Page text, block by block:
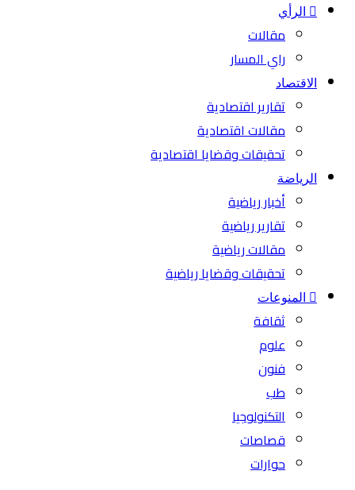
الرأي
مقالات
راي المسار
الاقتصاد
تقارير اقتصادية
مقالات اقتصادية
تحقيقات وقضايا اقتصادية
الرياضة
أخبار رياضية
تقارير رياضية
مقالات رياضية
تحقيقات وقضايا رياضية
المنوعات
ثقافة
علوم
فنون
طب
التكنولوجيا
قصاصات
حوارات